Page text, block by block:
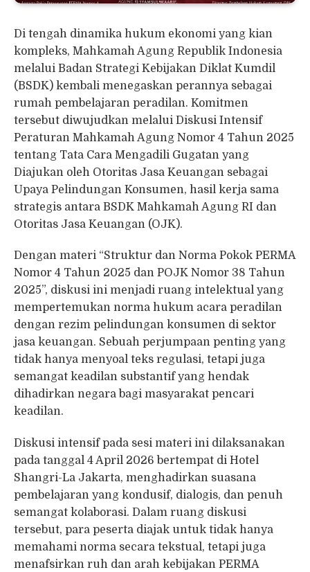
Di tengah dinamika hukum ekonomi yang kian
kompleks, Mahkamah Agung Republik Indonesia
melalui Badan Strategi Kebijakan Diklat Kumdil
(BSDK) kembali menegaskan perannya sebagai
rumah pembelajaran peradilan. Komitmen
tersebut diwujudkan melalui Diskusi Intensif
Peraturan Mahkamah Agung Nomor 4 Tahun 2025
tentang Tata Cara Mengadili Gugatan yang
Diajukan oleh Otoritas Jasa Keuangan sebagai
Upaya Pelindungan Konsumen, hasil kerja sama
strategis antara BSDK Mahkamah Agung RI dan
Otoritas Jasa Keuangan (OJK).
Dengan materi “Struktur dan Norma Pokok PERMA
Nomor 4 Tahun 2025 dan POJK Nomor 38 Tahun
2025”, diskusi ini menjadi ruang intelektual yang
mempertemukan norma hukum acara peradilan
dengan rezim pelindungan konsumen di sektor
jasa keuangan. Sebuah perjumpaan penting yang
tidak hanya menyoal teks regulasi, tetapi juga
semangat keadilan substantif yang hendak
dihadirkan negara bagi masyarakat pencari
keadilan.
Diskusi intensif pada sesi materi ini dilaksanakan
pada tanggal 4 April 2026 bertempat di Hotel
Shangri-La Jakarta, menghadirkan suasana
pembelajaran yang kondusif, dialogis, dan penuh
semangat kolaborasi. Dalam ruang diskusi
tersebut, para peserta diajak untuk tidak hanya
memahami norma secara tekstual, tetapi juga
menafsirkan ruh dan arah kebijakan PERMA